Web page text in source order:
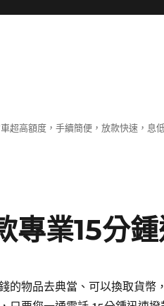
高額度，手續簡便，放款快速，息
專業15分
的物品去典當、可以換取貨幣